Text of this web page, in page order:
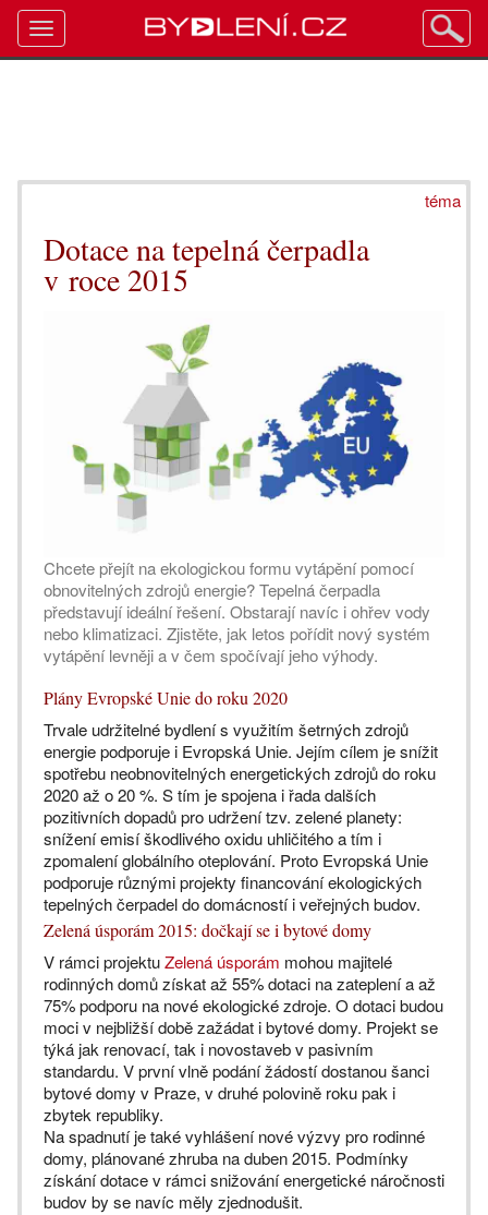
téma
Dotace na tepelná čerpadla
v roce 2015
Chcete přejít na ekologickou formu vytápění pomocí
obnovitelných zdrojů energie? Tepelná čerpadla
představují ideální řešení. Obstarají navíc i ohřev vody
nebo klimatizaci. Zjistěte, jak letos pořídit nový systém
vytápění levněji a v čem spočívají jeho výhody.
Plány Evropské Unie do roku 2020
Trvale udržitelné bydlení s využitím šetrných zdrojů
energie podporuje i Evropská Unie. Jejím cílem je snížit
spotřebu neobnovitelných energetických zdrojů do roku
2020 až o 20 %. S tím je spojena i řada dalších
pozitivních dopadů pro udržení tzv. zelené planety:
snížení emisí škodlivého oxidu uhličitého a tím i
zpomalení globálního oteplování. Proto Evropská Unie
podporuje různými projekty financování ekologických
tepelných čerpadel do domácností i veřejných budov.
Zelená úsporám 2015: dočkají se i bytové domy
V rámci projektuZelená úsporám mohou majitelé
rodinných domů získat až 55% dotaci na zateplení a až
75% podporu na nové ekologické zdroje. O dotaci budou
moci v nejbližší době zažádat i bytové domy. Projekt se
týká jak renovací, tak i novostaveb v pasivním
standardu. V první vlně podání žádostí dostanou šanci
bytové domy v Praze, v druhé polovině roku pak i
zbytek republiky.
Na spadnutí je také vyhlášení nové výzvy pro rodinné
domy, plánované zhruba na duben 2015. Podmínky
získání dotace v rámci snižování energetické náročnosti
budov by se navíc měly zjednodušit.
Toggle
navigation